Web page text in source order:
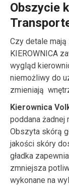
Obszycie
Czy detale mają
KIEROWNICA
wygląd
niemożliwy do
zmieniają
Kierownica
poddana żadnej
Obszyta skórą
jakości skóry
gładka
zmniejsza
wykonane na